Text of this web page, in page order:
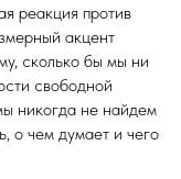
реакция против
акцент
сколько бы мы ни
свободной
никогда не найдем
о чем думает и чего